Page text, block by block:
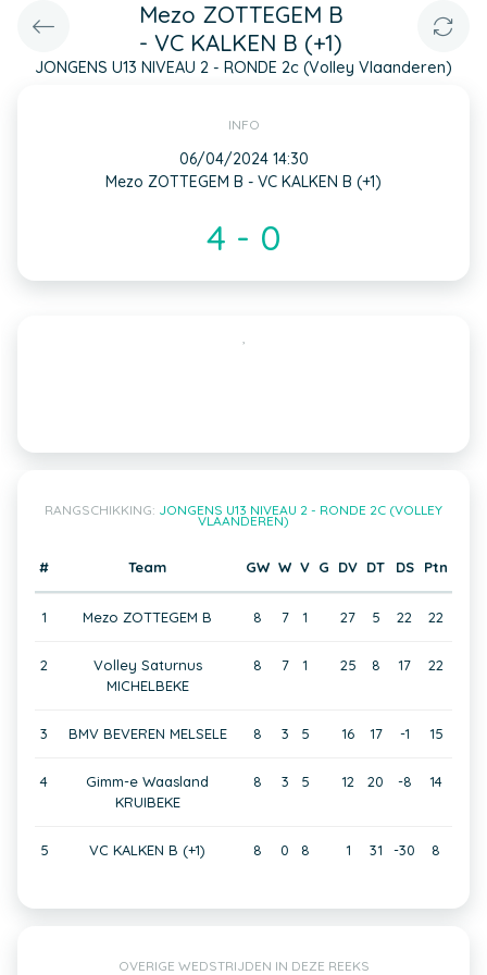
Mezo ZOTTEGEM B
- VC KALKEN B (+1)
JONGENS U13 NIVEAU 2 - RONDE 2c (Volley Vlaanderen)
INFO
06/04/2024 14:30
Mezo ZOTTEGEM B - VC KALKEN B (+1)
4 - 0
,
RANGSCHIKKING: JONGENS U13 NIVEAU 2 - RONDE 2C (VOLLEY
VLAANDEREN)
# Team GW W V G DV DT DS Ptn
1 Mezo ZOTTEGEM B 8 7 1 27 5 22 22
2
Volley Saturnus
MICHELBEKE
8 7 1 25 8 17 22
3 BMV BEVEREN MELSELE 8 3 5 16 17 -1 15
4
Gimm-e Waasland
KRUIBEKE
8 3 5 12 20 -8 14
5 VC KALKEN B (+1) 8 0 8 1 31 -30 8
OVERIGE WEDSTRIJDEN IN DEZE REEKS